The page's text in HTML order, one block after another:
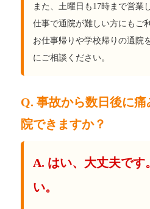
また、土曜日も17時まで営業
仕事で通院が難しい方にもご
お仕事帰りや学校帰りの通院
にご相談ください。
Q. 事故から数日後に
院できますか？
A. はい、大丈夫です
い。